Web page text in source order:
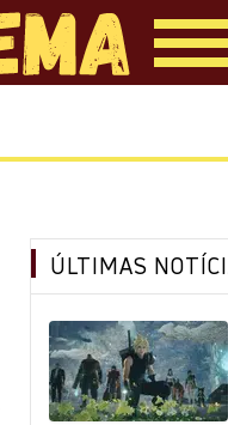
ÚLTIMAS